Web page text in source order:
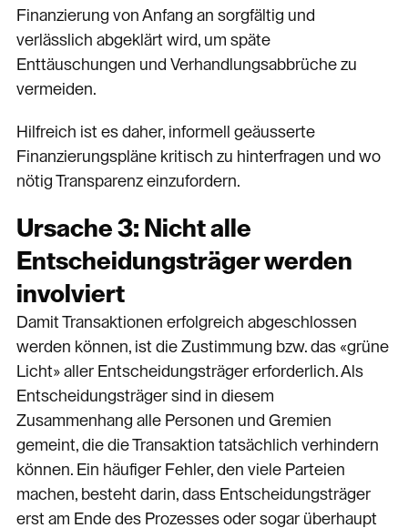
Finanzierung von Anfang an sorgfältig und
verlässlich abgeklärt wird, um späte
Enttäuschungen und Verhandlungsabbrüche zu
vermeiden.
Hilfreich ist es daher, informell geäusserte
Finanzierungspläne kritisch zu hinterfragen und wo
nötig Transparenz einzufordern.
Ursache 3: Nicht alle
Entscheidungsträger werden
involviert
Damit Transaktionen erfolgreich abgeschlossen
werden können, ist die Zustimmung bzw. das «grüne
Licht» aller Entscheidungsträger erforderlich. Als
Entscheidungsträger sind in diesem
Zusammenhang alle Personen und Gremien
gemeint, die die Transaktion tatsächlich verhindern
können. Ein häufiger Fehler, den viele Parteien
machen, besteht darin, dass Entscheidungsträger
erst am Ende des Prozesses oder sogar überhaupt